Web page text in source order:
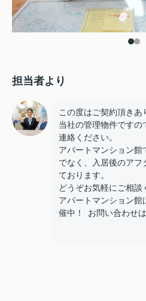
担当者より
この度はご契約頂きあ
当社の管理物件です
連絡ください。
アパートマンション館
でなく、入居後のア
ております。
どうぞお気軽にご相談
アパートマンション
催中！ お問い合わせ